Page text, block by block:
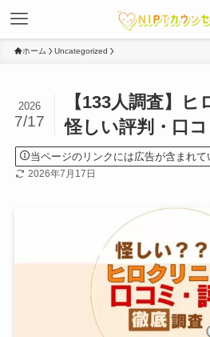
ホーム Uncategorized
【133人調査】
怪しい評判・口コ
2026
7/17
当ページのリンクには広告が含まれて
2026年7月17日